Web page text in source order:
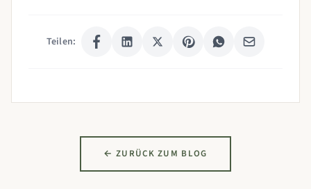
Teilen:
← ZURÜCK ZUM BLOG